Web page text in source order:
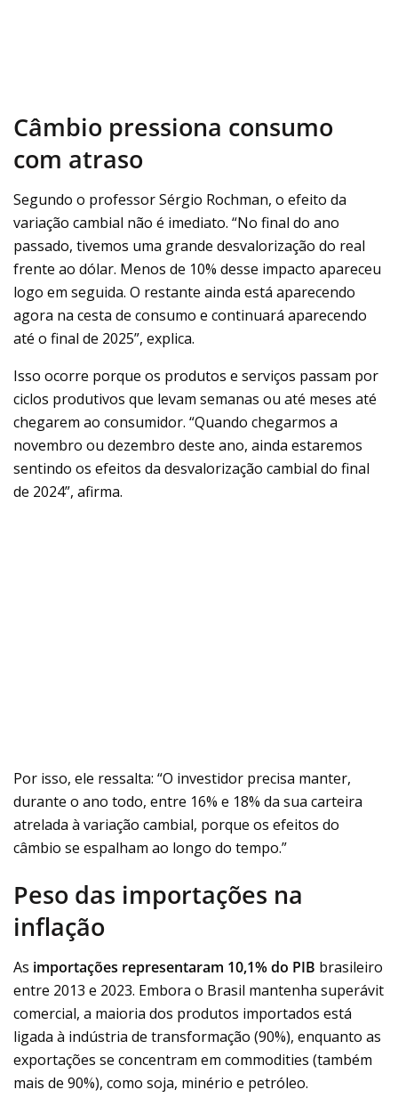
Câmbio pressiona consumo
com atraso
Segundo o professor Sérgio Rochman, o efeito da
variação cambial não é imediato. “No final do ano
passado, tivemos uma grande desvalorização do real
frente ao dólar. Menos de 10% desse impacto apareceu
logo em seguida. O restante ainda está aparecendo
agora na cesta de consumo e continuará aparecendo
até o final de 2025”, explica.
Isso ocorre porque os produtos e serviços passam por
ciclos produtivos que levam semanas ou até meses até
chegarem ao consumidor. “Quando chegarmos a
novembro ou dezembro deste ano, ainda estaremos
sentindo os efeitos da desvalorização cambial do final
de 2024”, afirma.
Por isso, ele ressalta: “O investidor precisa manter,
durante o ano todo, entre 16% e 18% da sua carteira
atrelada à variação cambial, porque os efeitos do
câmbio se espalham ao longo do tempo.”
Peso das importações na
inflação
As importações representaram 10,1% do PIB brasileiro
entre 2013 e 2023. Embora o Brasil mantenha superávit
comercial, a maioria dos produtos importados está
ligada à indústria de transformação (90%), enquanto as
exportações se concentram em commodities (também
mais de 90%), como soja, minério e petróleo.